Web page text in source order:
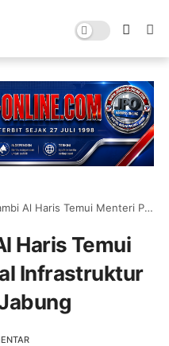
Menteri PUPR, Soal Infrastruktur Pelabuhan Ujung Jabung
Haris Temui
Infrastruktur